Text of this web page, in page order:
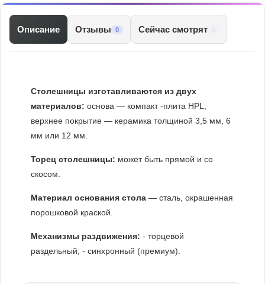
Описание Отзывы 0 Сейчас смотрят
Столешницы изготавливаются из двух
материалов: основа — компакт -плита HPL,
верхнее покрытие — керамика толщиной 3,5 мм, 6
мм или 12 мм.
Торец столешницы: может быть прямой и со
скосом.
Материал основания стола — сталь, окрашенная
порошковой краской.
Механизмы раздвижения: - торцевой
раздельный; - синхронный (премиум).